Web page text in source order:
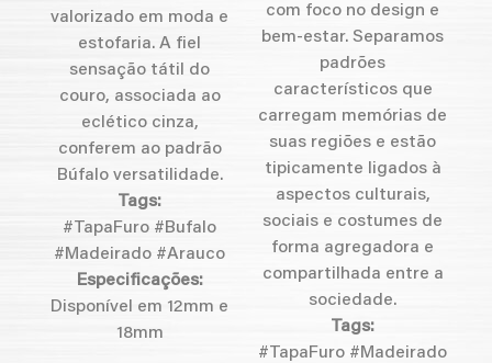
valorizado em moda e
estofaria. A fiel
sensação tátil do
couro, associada ao
eclético cinza,
conferem ao padrão
Búfalo versatilidade.
Tags:
#TapaFuro #Bufalo
#Madeirado #Arauco
Especificações:
Disponível em 12mm e
18mm
com foco no design e
bem-estar. Separamos
padrões
característicos que
carregam memórias de
suas regiões e estão
tipicamente ligados à
aspectos culturais,
sociais e costumes de
forma agregadora e
compartilhada entre a
sociedade.
Tags:
#TapaFuro #Madeirado